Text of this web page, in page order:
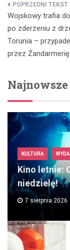
Nawigacja
wpisu
Wojskowy trafia
po zderzeniu z
Torunia –
przez
Najnowsze
KULTURA
Kino letnie:
niedzielę!
7 sierpnia 2026